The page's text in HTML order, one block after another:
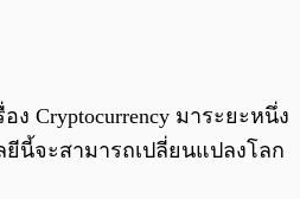
ง Cryptocurrency มาระยะหนึ่ง
ยีนี้จะสามารถเปลี่ยนแปลงโลก